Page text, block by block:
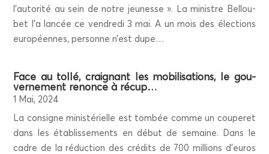
l’autorité au sein de notre jeu­nesse ». La ministre Bel­lou­
bet l’a lan­cée ce ven­dre­di 3 mai. A un mois des élec­tions
euro­péennes, per­sonne n’est dupe…
Face au tol­lé, crai­gnant les mobi­li­sa­tions, le gou­
ver­ne­ment renonce à récup…
1 Mai, 2024
La consigne minis­té­rielle est tom­bée comme un cou­pe­ret
dans les éta­blis­se­ments en début de semaine. Dans le
cadre de la réduc­tion des cré­dits de 700 mil­lions d’euros